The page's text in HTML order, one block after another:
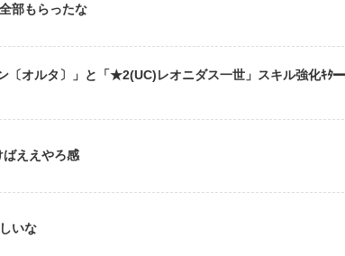
部もらったな
〔オルタ〕」と「★2(UC)レオニダス一世」スキル強化ｷ
ばええやろ感
いな